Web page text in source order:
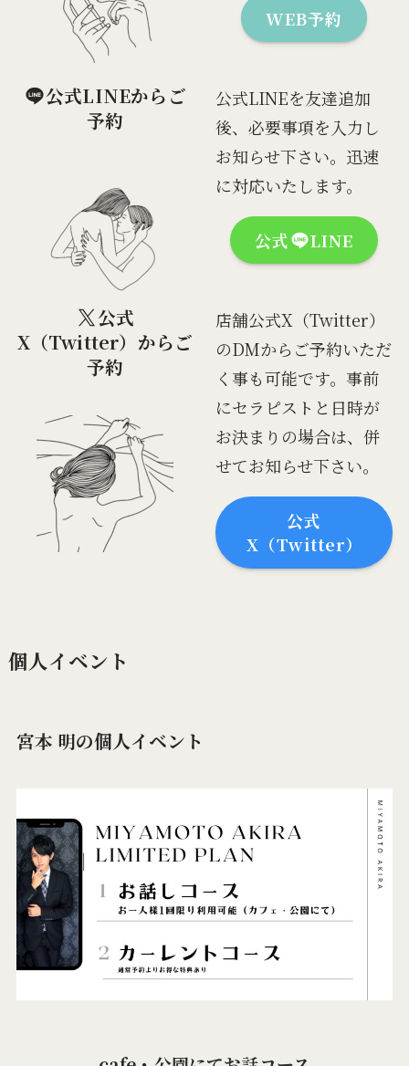
WEB予約
公式LINEからご
予約
公式LINEを友達追加
後、必要事項を入力し
お知らせ下さい。迅速
に対応いたします。
公式 LINE
公式
X（Twitter）からご
予約
店舗公式X（Twitter）
のDMからご予約いただ
く事も可能です。事前
にセラピストと日時が
お決まりの場合は、併
せてお知らせ下さい。
公式
X（Twitter）
個人イベント
宮本 明の個人イベント